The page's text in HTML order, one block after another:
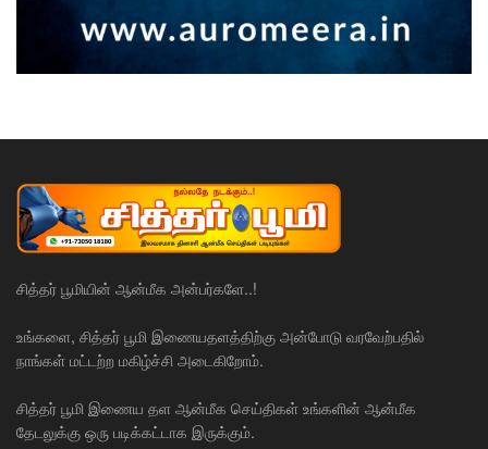
சித்தர் பூமியின் ஆன்மீக அன்பர்களே..!
உங்களை, சித்தர் பூமி இணையதளத்திற்கு அன்போடு வரவேற்பதில்
நாங்கள் மட்டற்ற மகிழ்ச்சி அடைகிறோம்.
சித்தர் பூமி இணைய தள ஆன்மீக செய்திகள் உங்களின் ஆன்மீக
தேடலுக்கு ஒரு படிக்கட்டாக இருக்கும்.